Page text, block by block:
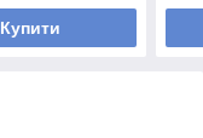
Купити